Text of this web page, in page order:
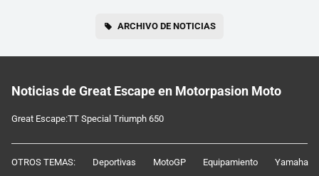
ARCHIVO DE NOTICIAS
Noticias de Great Escape en Motorpasion Moto
Great Escape:TT Special Triumph 650
OTROS TEMAS: Deportivas MotoGP Equipamiento Yamaha